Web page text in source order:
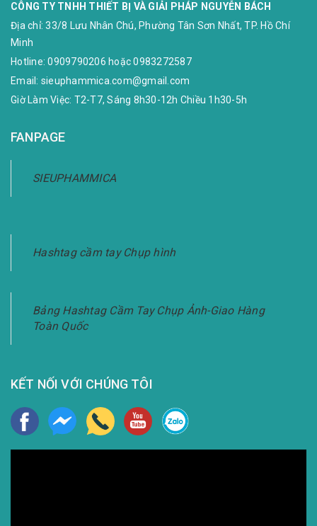
CÔNG TY TNHH THIẾT BỊ VÀ GIẢI PHÁP NGUYỄN BÁCH
Địa chỉ:33/8 Lưu Nhân Chú, Phường Tân Sơn Nhất, TP. Hồ Chí
Minh
Hotline:0909790206 hoặc0983272587
Email: sieuphammica.com@gmail.com
Giờ Làm Việc: T2-T7, Sáng 8h30-12h Chiều 1h30-5h
FANPAGE
SIEUPHAMMICA
Hashtag cầm tay Chụp hình
Bảng Hashtag Cầm Tay Chụp Ảnh-Giao Hàng
Toàn Quốc
KẾT NỐI VỚI CHÚNG TÔI